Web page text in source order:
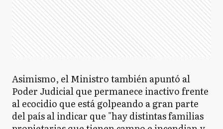
Asimismo, el Ministro también apuntó al
Poder Judicial que permanece inactivo frente
al ecocidio que está golpeando a gran parte
del país al indicar que "hay distintas familias